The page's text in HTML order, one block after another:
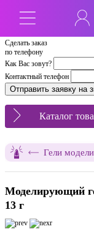
Сделать заказ
по телефону
Как Вас зовут?
Контактный телефон
Каталог
Гели
Моделирующий
13 г